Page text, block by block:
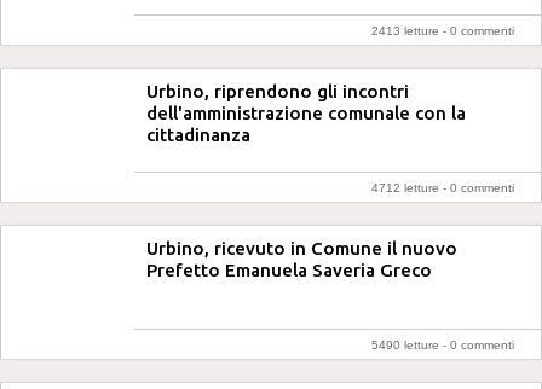
2413 letture - 0 commenti
Urbino, riprendono gli incontri
dell'amministrazione comunale con la
cittadinanza
4712 letture - 0 commenti
Urbino, ricevuto in Comune il nuovo
Prefetto Emanuela Saveria Greco
5490 letture - 0 commenti